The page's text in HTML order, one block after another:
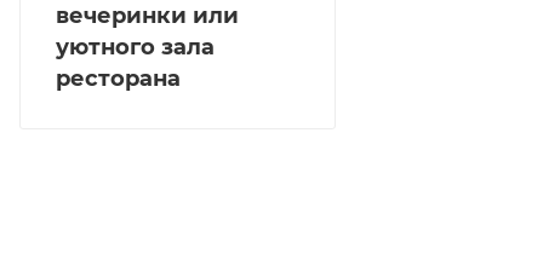
вечеринки или
уютного зала
ресторана